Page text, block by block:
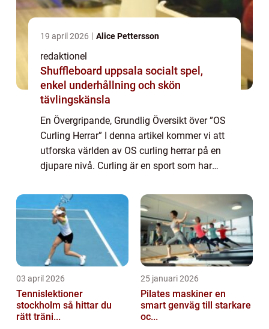
19 april 2026 Alice Pettersson
redaktionel
Shuffleboard uppsala socialt spel,
enkel underhållning och skön
tävlingskänsla
En Övergripande, Grundlig Översikt över ”OS
Curling Herrar” I denna artikel kommer vi att
utforska världen av OS curling herrar på en
djupare nivå. Curling är en sport som har
mästerskapen i ...
03 april 2026
Tennislektioner
stockholm så hittar du
rätt träni...
25 januari 2026
Pilates maskiner en
smart genväg till starkare
oc...